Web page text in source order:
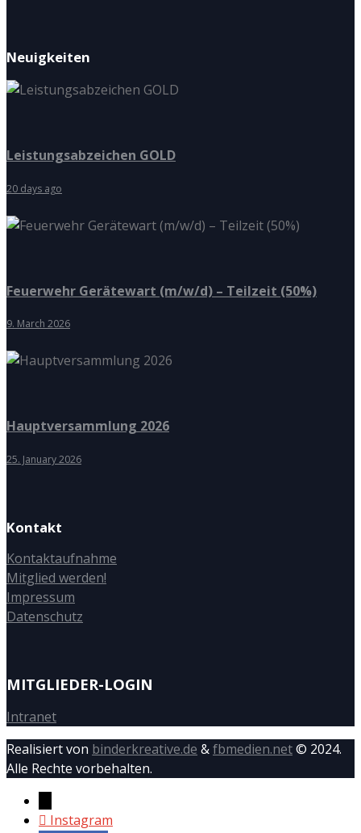
Neuigkeiten
Leistungsabzeichen GOLD
20 days ago
Feuerwehr Gerätewart (m/w/d) – Teilzeit (50%)
9. March 2026
Hauptversammlung 2026
25. January 2026
Kontakt
Kontaktaufnahme
Mitglied werden!
Impressum
Datenschutz
MITGLIEDER-LOGIN
Intranet
Realisiert von binderkreative.de &fbmedien.net© 2024.
Alle Rechte vorbehalten.
Instagram